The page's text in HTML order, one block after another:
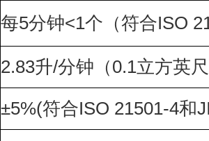
每5分钟<1个（符合ISO
2.83升/分钟（0.1立方英
±5%(符合ISO 21501-4和